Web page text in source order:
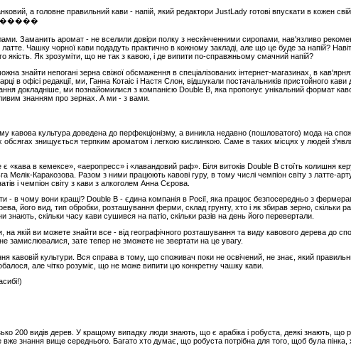
а головне правильний кави - напій, який редактори JustLady готові впускати в кожен
Заманить аромат - не вселили довіри полку з нескінченними сиропами, нав'язливо
Чашку чорної кави подадуть практично в кожному закладі, але що це буде за напій?
якість. Як зрозуміти, що не так з кавою, і де випити по-справжньому смачний напій?
знайти непогані зерна свіжої обсмаження в спеціалізованих інтернет-магазинах, в
в офісі редакції, ми, Ганна Котаіс і Настя Слон, відшукали постачальників пристойного кави
докладніше, ми познайомилися з компанією Double B, яка пропонує унікальний формат
знанням про зернах. А ми - з вами.
кавова культура доведена до перфекціонізму, а виникла недавно (пошловатого) мода на
обсягах знищується терпким ароматом і легкою кислинкою. Саме в таких місцях у людей
«кава в кемексе», «аеропресс» і «лавандовий раф». Біля витоків Double B стоїть колишня
Каракозова. Разом з ними працюють кавові гуру, в тому числі чемпіон світу з латте-арту
і чемпіон світу з кави з алкоголем Анна Сєрова.
- в чому вони кращі? Double B - єдина компанія в Росії, яка працює безпосередньо з
його вид, тип обробки, розташування ферми, склад грунту, хто і як збирав зерно, скільки
скільки часу кави сушився на патіо, скільки разів на день його перевертали.
якій ви можете знайти все - від географічного розташування та виду кавового дерева до
замислювалися, зате тепер не зможете не звертати на це увагу.
кавовій культури. Вся справа в тому, що споживач поки не освічений, не знає, який
але чітко розуміє, що не може випити цю конкретну чашку кави.
200 видів дерев. У кращому випадку люди знають, що є арабіка і робуста, деякі знають, що
знання вище середнього. Багато хто думає, що робуста потрібна для того, щоб була пінка,